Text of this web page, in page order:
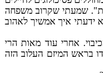
שמעתי שקרוב משפחה
ידעתי איך אמשיך לאהוב
אחרי עוד מאות הרי
בראש המיזם העלוב הזה